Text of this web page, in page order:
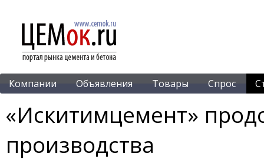
Компании Объявления Товары Спрос
«Искитимцемент»
производства